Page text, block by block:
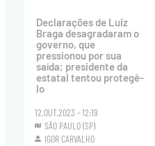
Declarações de Luiz
Braga desagradaram o
governo, que
pressionou por sua
saída; presidente da
estatal tentou protegê-
lo
12.OUT.2023 - 12:19
SÃO PAULO (SP)
IGOR CARVALHO